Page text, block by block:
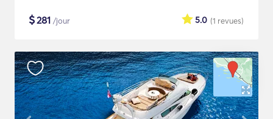
$281 /jour (1 revues)
5.0